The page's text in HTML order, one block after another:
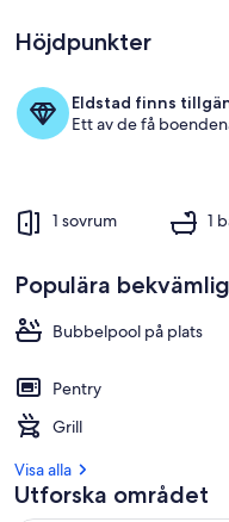
Höjdpunkter
Eldstad finns
Ett av de få
1 sovrum 1
Populära
Bubbelpool på plats
Pentry
Grill
Visa alla
Utforska området